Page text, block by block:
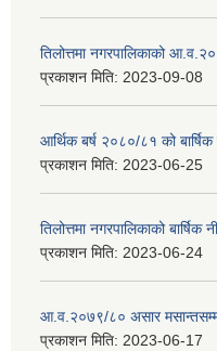
तिलोत्तमा नगरपालिकाको
प्रकाशन मिति: 2023-09-08
आर्थिक बर्ष २०८०/८१ को
प्रकाशन मिति: 2023-06-25
तिलोत्तमा नगरपालिकाको
प्रकाशन मिति: 2023-06-24
आ.व.२०७९/८० असार
प्रकाशन मिति: 2023-06-17